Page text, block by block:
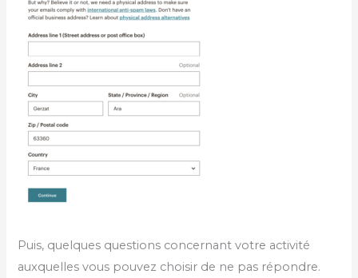
Puis, quelques questions concernant votre activité
auxquelles vous pouvez choisir de ne pas répondre.